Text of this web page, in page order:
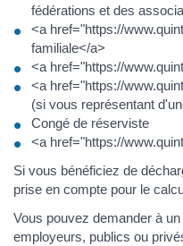
fédérations et des
<a href="https://
familiale</a>
<a href="https://
<a href="https://
(si vous représentant
Congé de réserviste
<a href="https://
Si vous bénéficiez de
prise en compte pour le
Vous pouvez demander à
employeurs, publics ou